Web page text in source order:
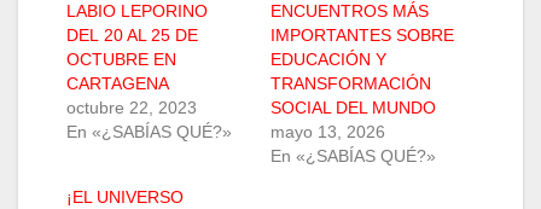
LABIO LEPORINO
DEL 20 AL 25 DE
OCTUBRE EN
CARTAGENA
octubre 22, 2023
En «¿SABÍAS QUÉ?»
ENCUENTROS MÁS
IMPORTANTES SOBRE
EDUCACIÓN Y
TRANSFORMACIÓN
SOCIAL DEL MUNDO
mayo 13, 2026
En «¿SABÍAS QUÉ?»
¡EL UNIVERSO